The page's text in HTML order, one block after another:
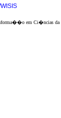
em Ci�ncias